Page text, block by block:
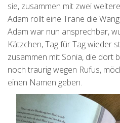
sie, zusammen mit zwei
Adam rollt eine Träne die
Adam war nun ansprechbar,
Kätzchen, Tag für Tag wieder
zusammen mit Sonia, die dort
noch traurig wegen Rufus,
einen Namen geben.